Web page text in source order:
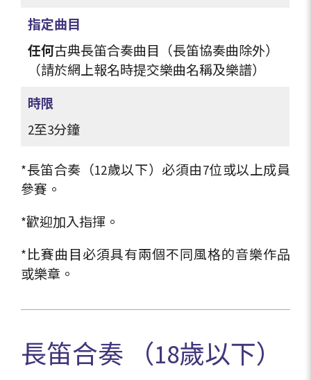
指定曲目
任何古典長笛合奏曲目（長笛協奏曲除外）
（請於網上報名時提交樂曲名稱及樂譜）
時限
2至3分鐘
*長笛合奏（12歲以下）必須由7位或以上成員
參賽。
*歡迎加入指揮。
*比賽曲目必須具有兩個不同風格的音樂作品
或樂章。
長笛合奏 （18歲以下）